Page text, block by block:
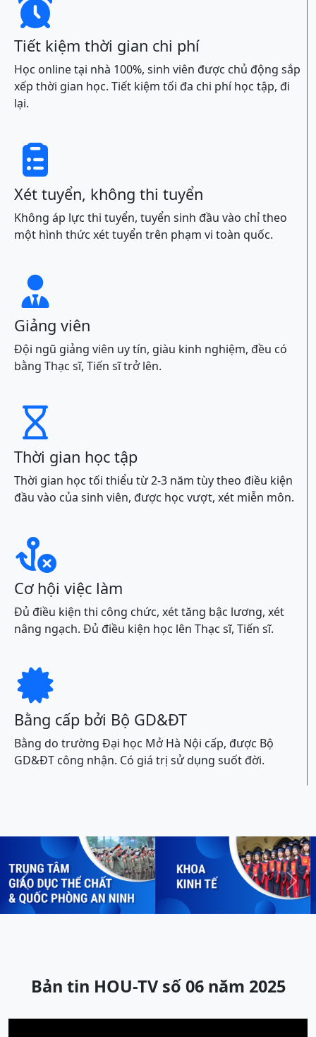

Tiết kiệm thời gian chi phí
Học online tại nhà 100%, sinh viên được chủ động sắp
xếp thời gian học. Tiết kiệm tối đa chi phí học tập, đi
lại.

Xét tuyển, không thi tuyển
Không áp lực thi tuyển, tuyển sinh đầu vào chỉ theo
một hình thức xét tuyển trên phạm vi toàn quốc.

Giảng viên
Đội ngũ giảng viên uy tín, giàu kinh nghiệm, đều có
bằng Thạc sĩ, Tiến sĩ trở lên.

Thời gian học tập
Thời gian học tối thiểu từ 2-3 năm tùy theo điều kiện
đầu vào của sinh viên, được học vượt, xét miễn môn.

Cơ hội việc làm
Đủ điều kiện thi công chức, xét tăng bậc lương, xét
nâng ngạch. Đủ điều kiện học lên Thạc sĩ, Tiến sĩ.

Bằng cấp bởi Bộ GD&ĐT
Bằng do trường Đại học Mở Hà Nội cấp, được Bộ
GD&ĐT công nhận. Có giá trị sử dụng suốt đời.
Previous Next
Bản tin HOU-TV số 06 năm 2025